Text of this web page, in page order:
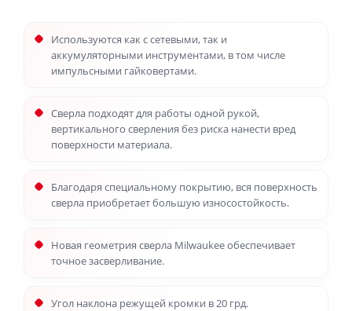
Используются как с сетевыми, так и
аккумуляторными инструментами, в том числе
импульсными гайковертами.
Сверла подходят для работы одной рукой,
вертикального сверления без риска нанести вред
поверхности материала.
Благодаря специальному покрытию, вся поверхность
сверла приобретает большую износостойкость.
Новая геометрия сверла Milwaukee обеспечивает
точное засверливание.
Угол наклона режущей кромки в 20 грд.